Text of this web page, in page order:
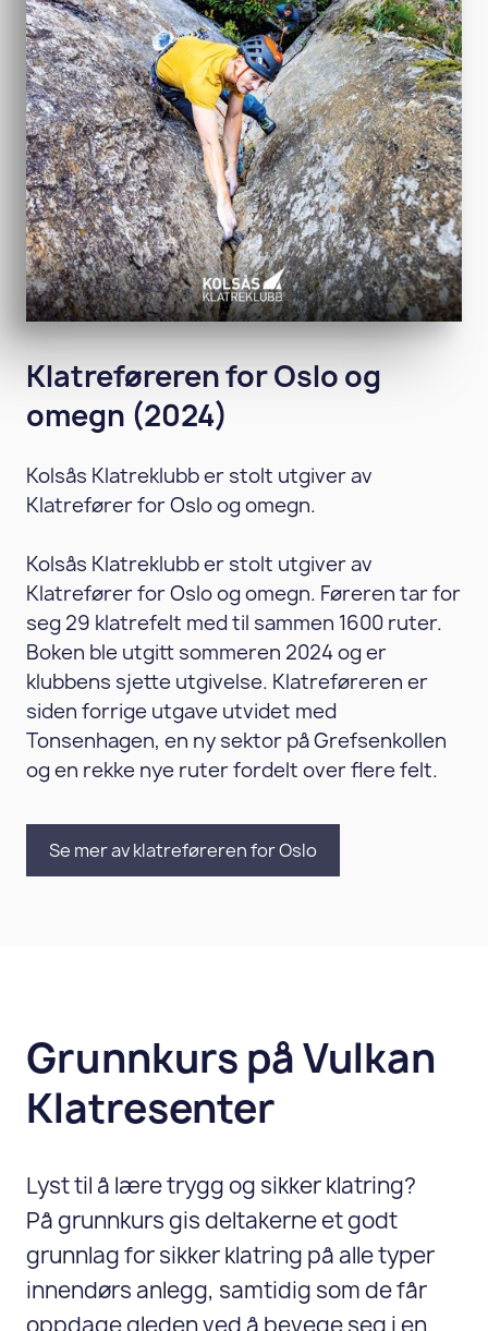
Klatreføreren for Oslo og
omegn (2024)
Kolsås Klatreklubb er stolt utgiver av
Klatrefører for Oslo og omegn.
Kolsås Klatreklubb er stolt utgiver av
Klatrefører for Oslo og omegn. Føreren tar for
seg 29 klatrefelt med til sammen 1600 ruter.
Boken ble utgitt sommeren 2024 og er
klubbens sjette utgivelse. Klatreføreren er
siden forrige utgave utvidet med
Tonsenhagen, en ny sektor på Grefsenkollen
og en rekke nye ruter fordelt over flere felt.
Se mer av klatreføreren for Oslo
Grunnkurs på Vulkan
Klatresenter
Lyst til å lære trygg og sikker klatring?
På grunnkurs gis deltakerne et godt
grunnlag for sikker klatring på alle typer
innendørs anlegg, samtidig som de får